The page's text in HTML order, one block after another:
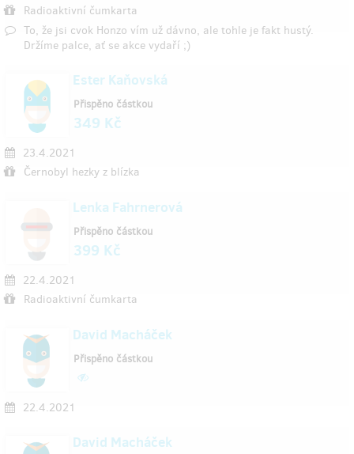
Radioaktivní čumkarta
To, že jsi cvok Honzo vím už dávno, ale tohle je fakt hustý.
Držíme palce, ať se akce vydaří ;)
Ester Kaňovská
23.4.2021
Černobyl hezky z blízka
Přispěno částkou
349 Kč
Lenka Fahrnerová
22.4.2021
Radioaktivní čumkarta
Přispěno částkou
399 Kč
David Macháček
22.4.2021
Přispěno částkou
David Macháček